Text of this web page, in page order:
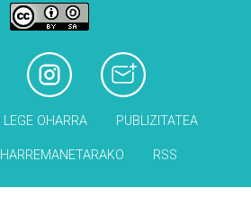
LEGE OHARRA PUBLIZITATEA
HARREMANETARAKO RSS